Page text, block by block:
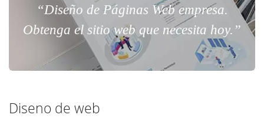
“Diseño de Páginas Web empresa.
Obtenga el sitio web que necesita hoy.”
Diseno de web